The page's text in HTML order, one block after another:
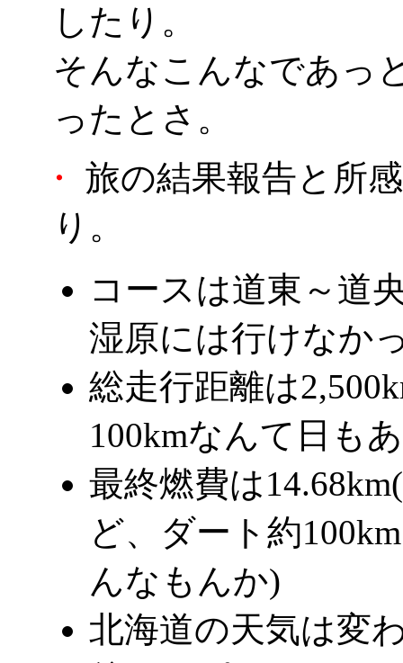
したり。
そんなこんなであっ
ったとさ。
・
旅の結果報告と所
り。
コースは道東～道
湿原には行けなか
総走行距離は
100kmなんて日も
最終燃費は
ど、ダート約
んなもんか)
北海道の天気は変